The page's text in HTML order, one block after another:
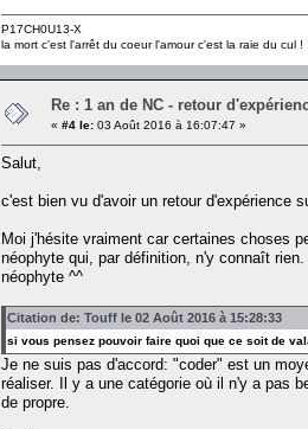
P17CH0U13-X
la mort c'est l'arrêt du coeur l'amour c'est la raie du cul !
Re : 1 an de NC - retour
« #4 le: 03 Août 2016 à 16:07:47 »
Salut,
c'est bien vu d'avoir un retour d'expérience
Moi j'hésite vraiment car certaines choses
néophyte qui, par définition, n'y connaît
néophyte ^^
Citation de: Touff le 02 Août 2016 à 15:28:33
si vous pensez pouvoir faire quoi que ce soit de
Je ne suis pas d'accord: "coder" est un
réaliser. Il y a une catégorie où il n'y a pas
de propre.